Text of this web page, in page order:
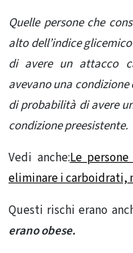
Quelle persone che
alto dell’indice
di avere un attacco
avevano una
di probabilità di avere
condizione preesistente.
Vedi anche:Le
eliminare i carboidrati,
Questi rischi erano
erano obese.